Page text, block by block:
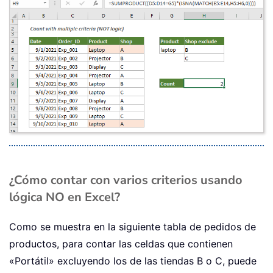
¿Cómo contar con varios criterios usando
lógica NO en Excel?
Como se muestra en la siguiente tabla de pedidos de
productos, para contar las celdas que contienen
«Portátil» excluyendo los de las tiendas B o C, puede